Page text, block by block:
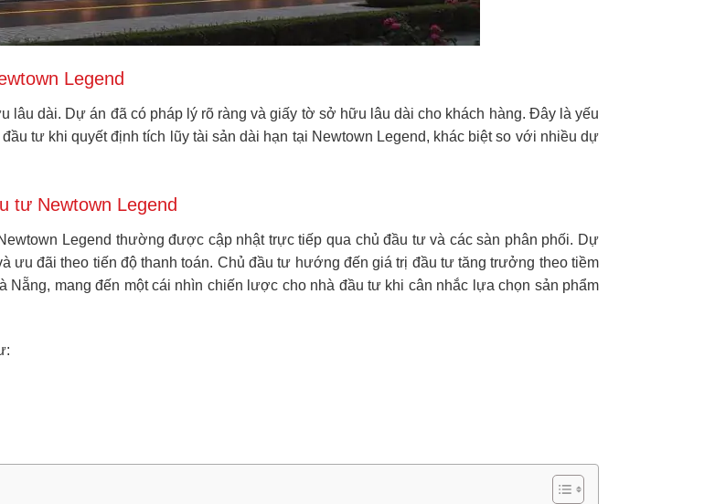
Legend
lâu dài. Dự án đã có pháp lý rõ ràng và giấy tờ sở hữu lâu dài cho khách hàng. Đây là yếu
tư khi quyết định tích lũy tài sản dài hạn tại Newtown Legend, khác biệt so với nhiều dự
tư Newtown Legend
Legend thường được cập nhật trực tiếp qua chủ đầu tư và các sàn phân phối. Dự
ưu đãi theo tiến độ thanh toán. Chủ đầu tư hướng đến giá trị đầu tư tăng trưởng theo tiềm
Nẵng, mang đến một cái nhìn chiến lược cho nhà đầu tư khi cân nhắc lựa chọn sản phẩm